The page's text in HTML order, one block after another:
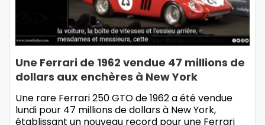
Une Ferrari de 1962 vendue 47 millions de
dollars aux enchères à New York
Une rare Ferrari 250 GTO de 1962 a été vendue
lundi pour 47 millions de dollars à New York,
établissant un nouveau record pour une Ferrari